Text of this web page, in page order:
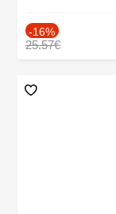
-16%
25.57€